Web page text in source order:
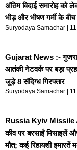
अंतिम विदाई समारोह को
भीड़ और भीषण गर्मी के
Suryodaya Samachar
Gujarat News :-
आतंकी नेटवर्क पर बड़ा
जुड़े 8 संदिग्ध गिरफ्तार
Suryodaya Samachar
Russia Kyiv
कीव पर बरसाईं मिसाइलें
मौत; कई रिहायशी इमारतें